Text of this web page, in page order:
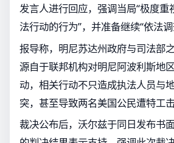
发言人进行回应，强调当局“极度重
法行动的行为”，并准备继续“依法调
报导称，明尼苏达州政府与司法部
源自于联邦机构对明尼阿波利斯地
动，相关行动不只造成执法人员与
突，甚至导致两名美国公民遭特工击
裁决公布后，沃尔兹于同日发布书